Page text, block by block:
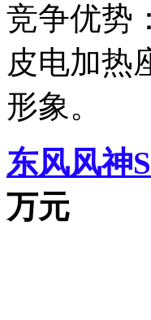
竞争优势
皮电加热
形象。
东风风神
万元